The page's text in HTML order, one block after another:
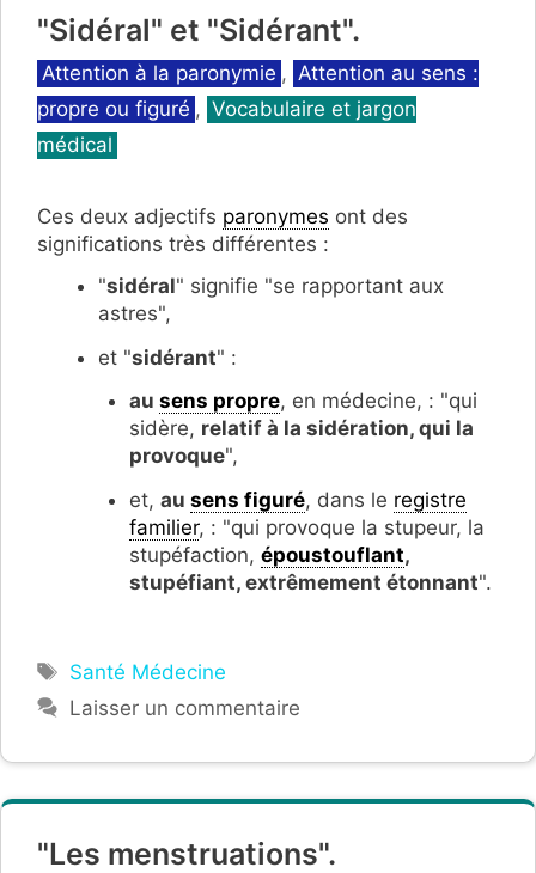
"Sidéral" et "Sidérant".
Catégories
Attention à la paronymie , Attention au sens :
propre ou figuré , Vocabulaire et jargon
médical
Ces deux adjectifs paronymes ont des
significations très différentes :
"sidéral" signifie "se rapportant aux
astres",
et "sidérant" :
au sens propre, en médecine, : "qui
sidère, relatif à la sidération, qui la
provoque",
et, au sens figuré, dans le registre
familier, : "qui provoque la stupeur, la
stupéfaction, époustouflant,
stupéfiant, extrêmement étonnant".
Étiquettes
Santé Médecine
Laisser un commentaire
"Les menstruations".